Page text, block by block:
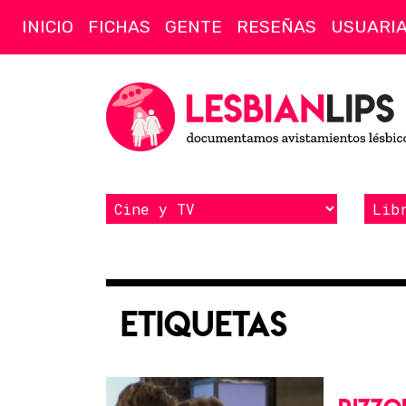
INICIO FICHAS GENTE RESEÑAS
Etiquetas